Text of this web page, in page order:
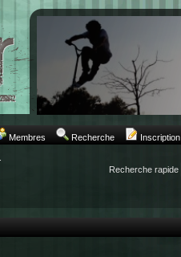
Membres Recherche Inscription
Recherche rapide